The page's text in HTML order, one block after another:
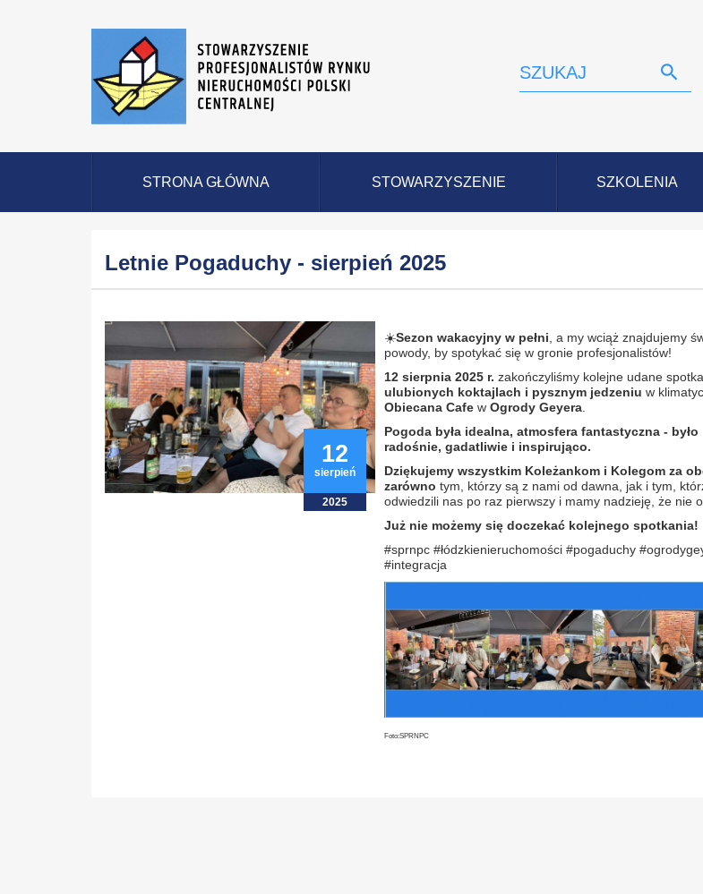
STRONA GŁÓWNA STOWARZYSZENIE SZKOLENIA
Letnie Pogaduchy - sierpień 2025
12
sierpień
2025
☀️Sezon wakacyjny w pełni , a my wciąż znajdujemy
powody, by spotykać się w gronie profesjonalistów!
12 sierpnia 2025 r. zakończyliśmy kolejne udane
ulubionych koktajlach i pysznym jedzeniu w
Obiecana Cafew Ogrody Geyera.
Pogoda była idealna, atmosfera fantastyczna - było
radośnie, gadatliwie i inspirująco.
Dziękujemy wszystkim Koleżankom i Kolegom za
zarówno tym, którzy są z nami od dawna, jak i tym,
odwiedzili nas po raz pierwszy i mamy nadzieję, że nie
Już nie możemy się doczekać kolejnego spotkania!
#sprnpc #łódzkienieruchomości #pogaduchy
#integracja
Foto:SPRNPC